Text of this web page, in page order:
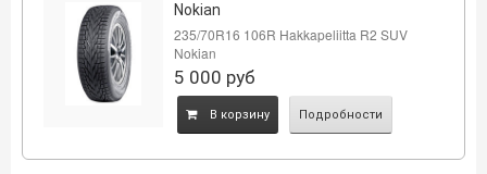
Nokian
235/70R16 106R Hakkapeliitta R2 SUV
Nokian
5 000 руб
B корзину Подробности